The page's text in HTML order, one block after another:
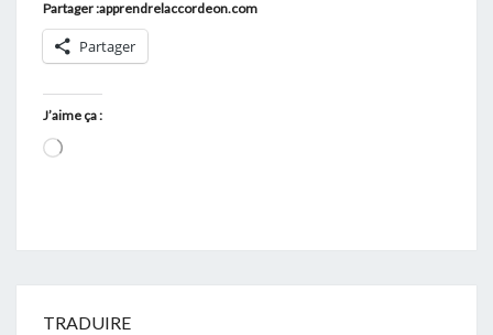
Partager :apprendrelaccordeon.com
Partager
J’aime ça :
Chargement…
TRADUIRE